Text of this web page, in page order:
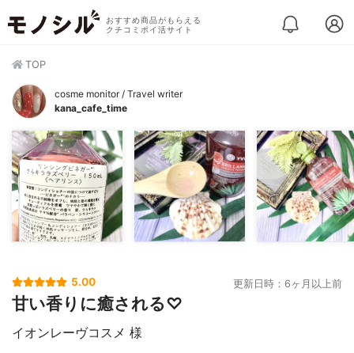
おすすめ商品がもらえる
クチコミポイ活サイト
TOP
cosme monitor / Travel writer
kana_cafe_time
5.00 更新日時：6ヶ月以上前
甘い香りに癒される♡
イオンレーヴコスメ 様